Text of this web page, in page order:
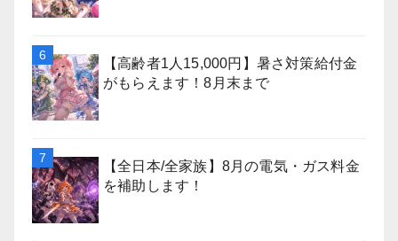
【高齢者1人15,000円】暑さ対策給付金
がもらえます！8月末まで
【全日本/全家族】8月の電気・ガス料金
を補助します！